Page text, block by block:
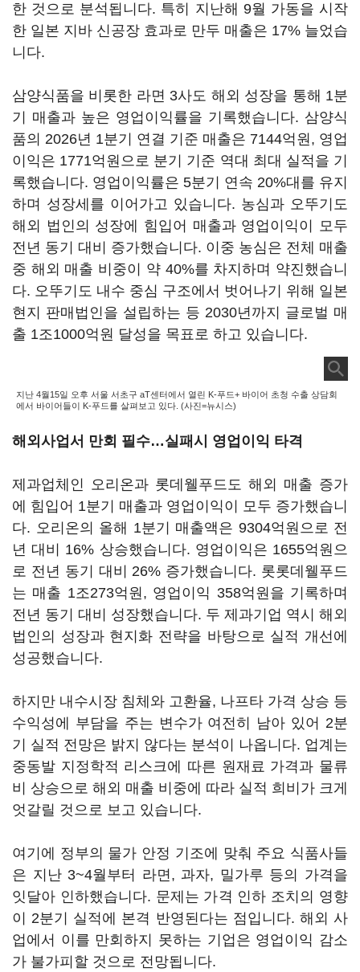
한 것으로 분석됩니다. 특히 지난해 9월 가동을 시작
한 일본 지바 신공장 효과로 만두 매출은 17% 늘었습
니다.
삼양식품을 비롯한 라면 3사도 해외 성장을 통해 1분
기 매출과 높은 영업이익률을 기록했습니다. 삼양식
품의 2026년 1분기 연결 기준 매출은 7144억원, 영업
이익은 1771억원으로 분기 기준 역대 최대 실적을 기
록했습니다. 영업이익률은 5분기 연속 20%대를 유지
하며 성장세를 이어가고 있습니다. 농심과 오뚜기도
해외 법인의 성장에 힘입어 매출과 영업이익이 모두
전년 동기 대비 증가했습니다. 이중 농심은 전체 매출
중 해외 매출 비중이 약 40%를 차지하며 약진했습니
다. 오뚜기도 내수 중심 구조에서 벗어나기 위해 일본
현지 판매법인을 설립하는 등 2030년까지 글로벌 매
출 1조1000억원 달성을 목표로 하고 있습니다.
지난 4월15일 오후 서울 서초구 aT센터에서 열린 K-푸드+ 바이어 초청 수출 상담회
에서 바이어들이 K-푸드를 살펴보고 있다. (사진=뉴시스)
해외사업서 만회 필수…실패시 영업이익 타격
제과업체인 오리온과 롯데웰푸드도 해외 매출 증가
에 힘입어 1분기 매출과 영업이익이 모두 증가했습니
다. 오리온의 올해 1분기 매출액은 9304억원으로 전
년 대비 16% 상승했습니다. 영업이익은 1655억원으
로 전년 동기 대비 26% 증가했습니다. 롯롯데웰푸드
는 매출 1조273억원, 영업이익 358억원을 기록하며
전년 동기 대비 성장했습니다. 두 제과기업 역시 해외
법인의 성장과 현지화 전략을 바탕으로 실적 개선에
성공했습니다.
하지만 내수시장 침체와 고환율, 나프타 가격 상승 등
수익성에 부담을 주는 변수가 여전히 남아 있어 2분
기 실적 전망은 밝지 않다는 분석이 나옵니다. 업계는
중동발 지정학적 리스크에 따른 원재료 가격과 물류
비 상승으로 해외 매출 비중에 따라 실적 희비가 크게
엇갈릴 것으로 보고 있습니다.
여기에 정부의 물가 안정 기조에 맞춰 주요 식품사들
은 지난 3~4월부터 라면, 과자, 밀가루 등의 가격을
잇달아 인하했습니다. 문제는 가격 인하 조치의 영향
이 2분기 실적에 본격 반영된다는 점입니다. 해외 사
업에서 이를 만회하지 못하는 기업은 영업이익 감소
가 불가피할 것으로 전망됩니다.